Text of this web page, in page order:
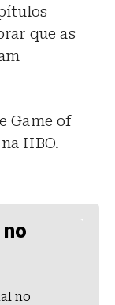
que as
Game of
HBO.
no